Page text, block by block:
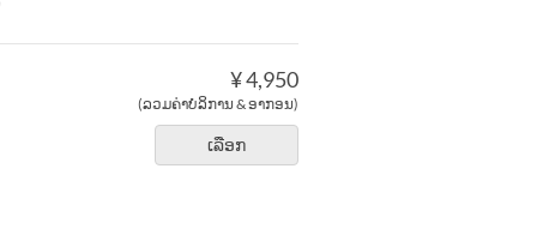
¥ 4,950
(ລວມຄ່າບໍລິການ & ອາກອນ)
ເລືອກ